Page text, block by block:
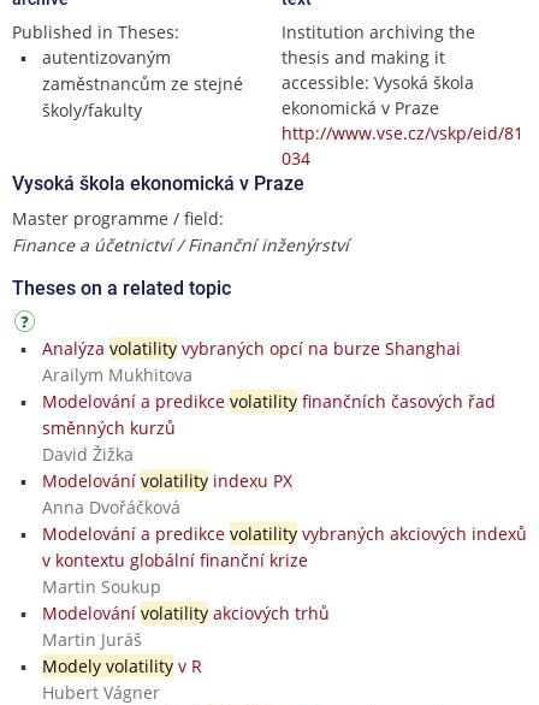
Published in Theses:
autentizovaným
zaměstnancům ze stejné
školy/fakulty
Institution archiving the
thesis and making it
accessible: Vysoká škola
ekonomická v Praze
http://www.vse.cz/vskp/eid/81
034
Vysoká škola ekonomická v Praze
Master programme / field:
Finance a účetnictví / Finanční inženýrství
Theses on a related topic
Analýza volatilityvybraných opcí na burze Shanghai
Arailym Mukhitova
Modelování a predikce volatilityfinančních časových řad
směnných kurzů
David Žižka
Modelování volatilityindexu PX
Anna Dvořáčková
Modelování a predikce volatilityvybraných akciových indexů
v kontextu globální finanční krize
Martin Soukup
Modelování volatilityakciových trhů
Martin Juráš
Modely volatilityv R
Hubert Vágner